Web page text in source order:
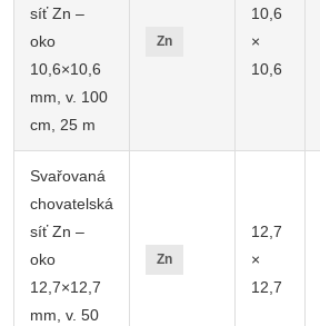
síť Zn –
oko
10,6×10,6
mm, v. 100
cm, 25 m
Zn
10,6
×
10,6
Svařovaná
chovatelská
síť Zn –
oko
12,7×12,7
mm, v. 50
Zn
12,7
×
12,7